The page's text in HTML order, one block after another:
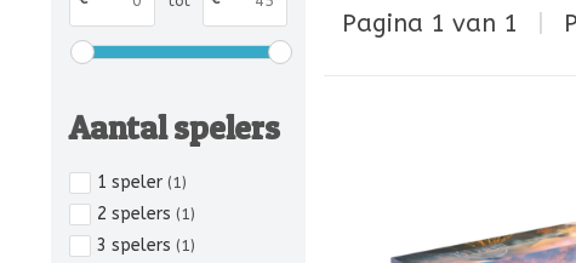
Aantal spelers
1 speler (1)
2 spelers (1)
3 spelers (1)
Pagina 1 van 1